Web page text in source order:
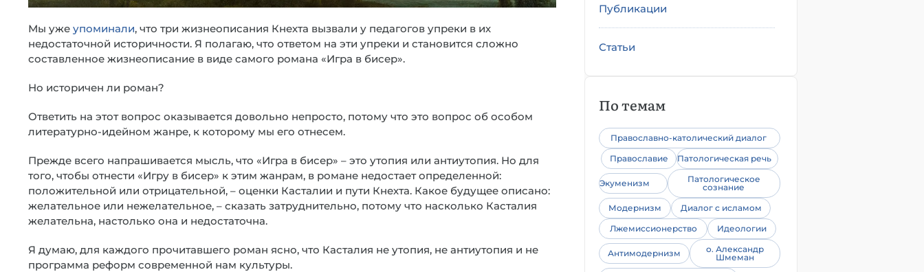
Мы уже упоминали, что три жизнеописания Кнехта вызвали у педагогов упреки в их
недостаточной историчности. Я полагаю, что ответом на эти упреки и становится сложно
составленное жизнеописание в виде самого романа «Игра в бисер».
Но историчен ли роман?
Ответить на этот вопрос оказывается довольно непросто, потому что это вопрос об особом
литературно-идейном жанре, к которому мы его отнесем.
Прежде всего напрашивается мысль, что «Игра в бисер» – это утопия или антиутопия. Но для
того, чтобы отнести «Игру в бисер» к этим жанрам, в романе недостает определенной:
положительной или отрицательной, – оценки Касталии и пути Кнехта. Какое будущее описано:
желательное или нежелательное, – сказать затруднительно, потому что насколько Касталия
желательна, настолько она и недостаточна.
Я думаю, для каждого прочитавшего роман ясно, что Касталия не утопия, не антиутопия и не
программа реформ современной нам культуры.
Публикации
Статьи
По темам
Православно-католический диалог
Православие
Патологическая речь
Экуменизм
Патологическое
сознание
Модернизм
Диалог с исламом
Лжемиссионерство
Идеологии
Антимодернизм
о. Александр
Шмеман